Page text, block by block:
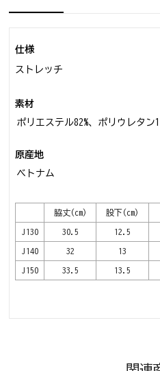
仕様
ストレッチ
素材
ポリエステル82%、ポリウレタン
原産地
ベトナム
脇丈(cm) 股下(cm)
J130 30.5 12.5
J140 32 13
J150 33.5 13.5